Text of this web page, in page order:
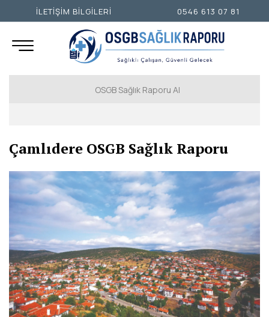
OSGB Sağlık Raporu Al
İSTANBUL ANADOLU YAKASI
ANKARA
İZMİR
ADANA
ADIYAMAN
AFYONKARAHİSAR
AĞRI
Çamlıdere OSGB Sağlık Raporu
İLETİŞİM BİLGİLERİ 0546 613 07 81